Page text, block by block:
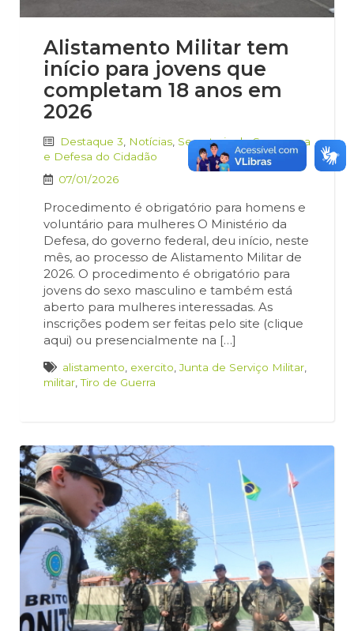
Alistamento Militar tem
início para jovens que
completam 18 anos em
2026
Destaque 3 Notícias Secretaria de Segurança
e Defesa do Cidadão
07/01/2026
Procedimento é obrigatório para homens e
voluntário para mulheres O Ministério da
Defesa, do governo federal, deu início, neste
mês, ao processo de Alistamento Militar de
2026. O procedimento é obrigatório para
jovens do sexo masculino e também está
aberto para mulheres interessadas. As
inscrições podem ser feitas pelo site (clique
aqui) ou presencialmente na […]
alistamento exercito ,Junta de Serviço Militar
militar ,Tiro de Guerra